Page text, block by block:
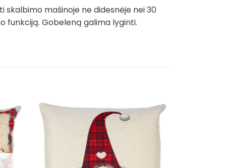
mašinoje ne didesnėje nei 30
funkciją. Gobeleną galima lyginti.